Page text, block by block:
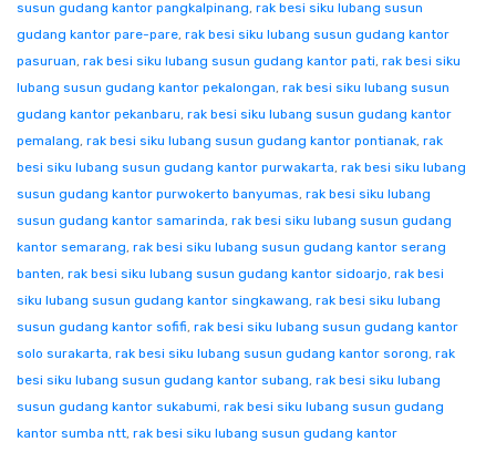
susun gudang kantor pangkalpinang, rak besi siku lubang susun
gudang kantor pare-pare, rak besi siku lubang susun gudang kantor
pasuruan, rak besi siku lubang susun gudang kantor pati, rak besi siku
lubang susun gudang kantor pekalongan, rak besi siku lubang susun
gudang kantor pekanbaru, rak besi siku lubang susun gudang kantor
pemalang, rak besi siku lubang susun gudang kantor pontianak, rak
besi siku lubang susun gudang kantor purwakarta, rak besi siku lubang
susun gudang kantor purwokerto banyumas, rak besi siku lubang
susun gudang kantor samarinda, rak besi siku lubang susun gudang
kantor semarang, rak besi siku lubang susun gudang kantor serang
banten, rak besi siku lubang susun gudang kantor sidoarjo, rak besi
siku lubang susun gudang kantor singkawang, rak besi siku lubang
susun gudang kantor sofifi, rak besi siku lubang susun gudang kantor
solo surakarta, rak besi siku lubang susun gudang kantor sorong, rak
besi siku lubang susun gudang kantor subang, rak besi siku lubang
susun gudang kantor sukabumi, rak besi siku lubang susun gudang
kantor sumba ntt, rak besi siku lubang susun gudang kantor